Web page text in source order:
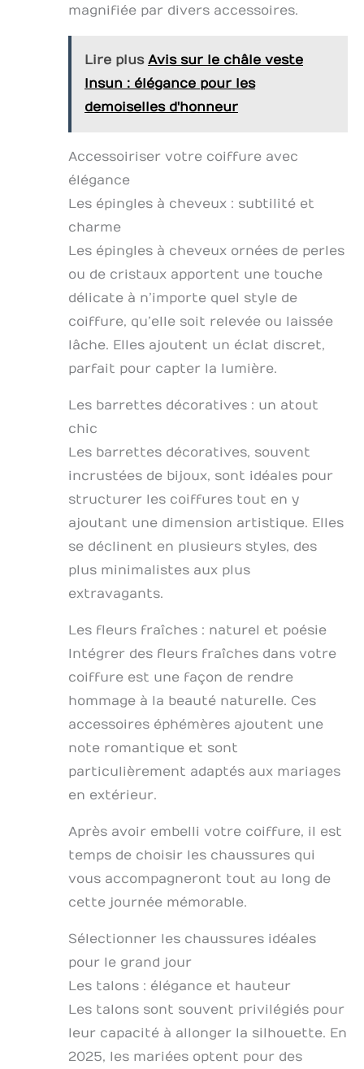
magnifiée par divers accessoires.
Lire plus Avis sur le châle veste
Insun : élégance pour les
demoiselles d'honneur
Accessoiriser votre coiffure avec
élégance
Les épingles à cheveux : subtilité et
charme
Les épingles à cheveux ornées de perles
ou de cristaux apportent une touche
délicate à n’importe quel style de
coiffure, qu’elle soit relevée ou laissée
lâche. Elles ajoutent un éclat discret,
parfait pour capter la lumière.
Les barrettes décoratives : un atout
chic
Les barrettes décoratives, souvent
incrustées de bijoux, sont idéales pour
structurer les coiffures tout en y
ajoutant une dimension artistique. Elles
se déclinent en plusieurs styles, des
plus minimalistes aux plus
extravagants.
Les fleurs fraîches : naturel et poésie
Intégrer des fleurs fraîches dans votre
coiffure est une façon de rendre
hommage à la beauté naturelle. Ces
accessoires éphémères ajoutent une
note romantique et sont
particulièrement adaptés aux mariages
en extérieur.
Après avoir embelli votre coiffure, il est
temps de choisir les chaussures qui
vous accompagneront tout au long de
cette journée mémorable.
Sélectionner les chaussures idéales
pour le grand jour
Les talons : élégance et hauteur
Les talons sont souvent privilégiés pour
leur capacité à allonger la silhouette. En
2025, les mariées optent pour des